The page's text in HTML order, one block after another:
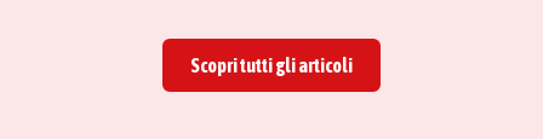
Scopri tutti gli articoli